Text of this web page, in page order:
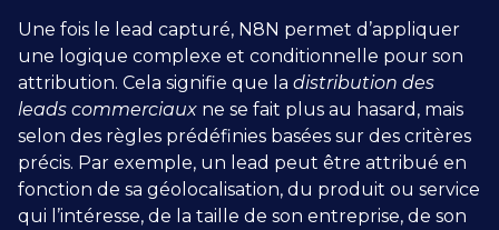
Une fois le lead capturé, N8N permet d’appliquer
une logique complexe et conditionnelle pour son
attribution. Cela signifie que la distribution des
leads commerciaux ne se fait plus au hasard, mais
selon des règles prédéfinies basées sur des critères
précis. Par exemple, un lead peut être attribué en
fonction de sa géolocalisation, du produit ou service
qui l’intéresse, de la taille de son entreprise, de son